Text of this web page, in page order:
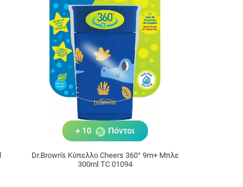
+ 10 Πόντοι
Dr.Brown's Κύπελλο Cheers 360° 9m+ Μπλε
300ml TC 01094